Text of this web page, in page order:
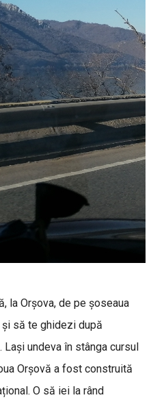
la Orșova, de pe șoseaua
să te ghidezi după
undeva în stânga cursul
Orșovă a fost construită
O să iei la rând